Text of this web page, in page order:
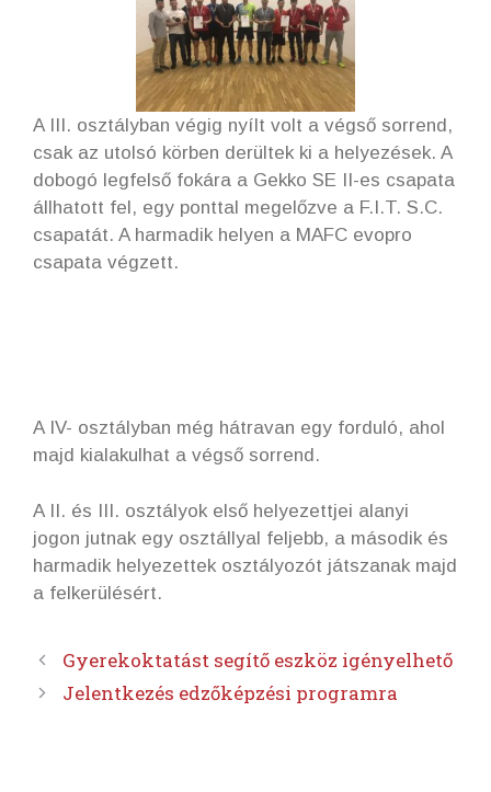
A III. osztályban végig nyílt volt a végső sorrend,
csak az utolsó körben derültek ki a helyezések. A
dobogó legfelső fokára a Gekko SE II-es csapata
állhatott fel, egy ponttal megelőzve a F.I.T. S.C.
csapatát. A harmadik helyen a MAFC evopro
csapata végzett.
A IV- osztályban még hátravan egy forduló, ahol
majd kialakulhat a végső sorrend.
A II. és III. osztályok első helyezettjei alanyi
jogon jutnak egy osztállyal feljebb, a második és
harmadik helyezettek osztályozót játszanak majd
a felkerülésért.
Gyerekoktatást segítő eszköz igényelhető
Jelentkezés edzőképzési programra